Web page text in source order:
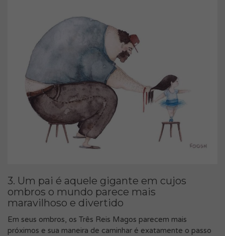
3. Um pai é aquele gigante em cujos
ombros o mundo parece mais
maravilhoso e divertido
Em seus ombros, os Três Reis Magos parecem mais
próximos e sua maneira de caminhar é exatamente o passo